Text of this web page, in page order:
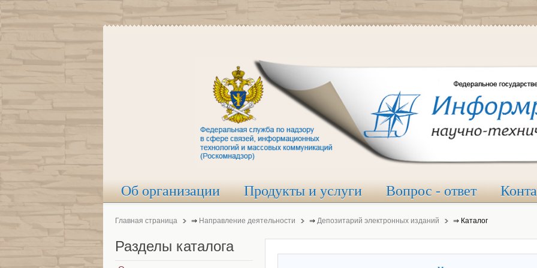
Об организации Продукты и услуги Вопрос - ответ
Главная страница ⇒ Направление деятельности ⇒ Депозитарий электронных изданий ⇒ Каталог
Разделы каталога